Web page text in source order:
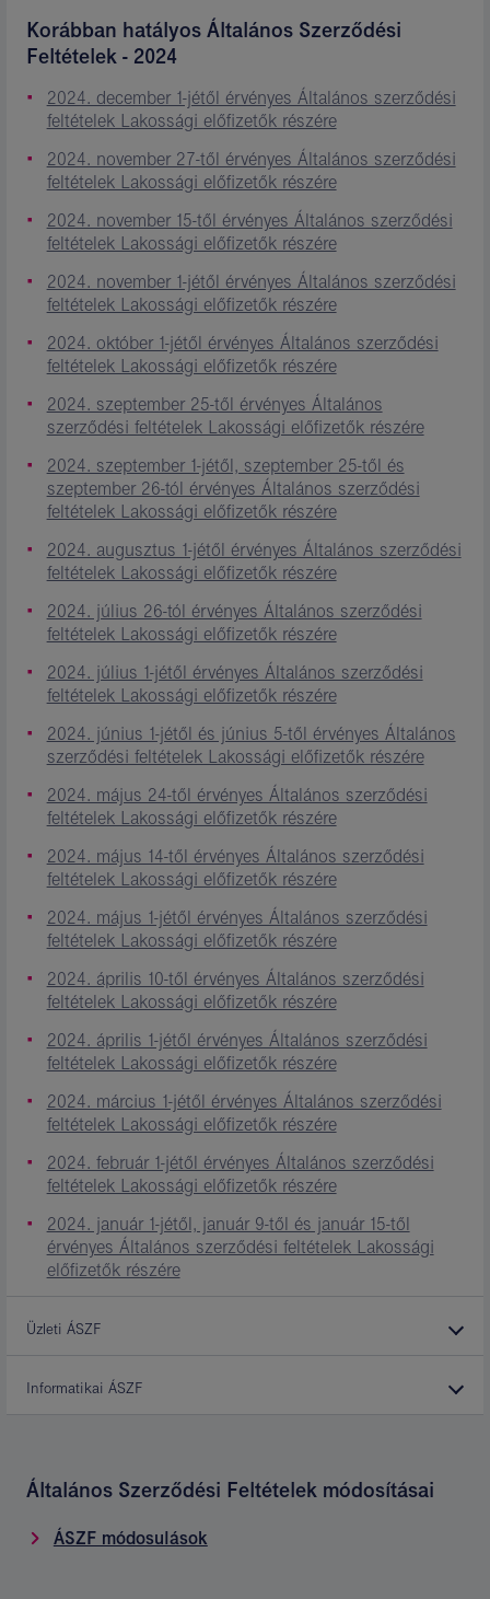
Korábban hatályos Általános Szerződési
Feltételek - 2024
2024. december 1-jétől érvényes Általános szerződési
feltételek Lakossági előfizetők részére
2024. november 27-től érvényes Általános szerződési
feltételek Lakossági előfizetők részére
2024. november 15-től érvényes Általános szerződési
feltételek Lakossági előfizetők részére
2024. november 1-jétől érvényes Általános szerződési
feltételek Lakossági előfizetők részére
2024. október 1-jétől érvényes Általános szerződési
feltételek Lakossági előfizetők részére
2024. szeptember 25-től érvényes Általános
szerződési feltételek Lakossági előfizetők részére
2024. szeptember 1-jétől, szeptember 25-től és
szeptember 26-tól érvényes Általános szerződési
feltételek Lakossági előfizetők részére
2024. augusztus 1-jétől érvényes Általános szerződési
feltételek Lakossági előfizetők részére
2024. július 26-tól érvényes Általános szerződési
feltételek Lakossági előfizetők részére
2024. július 1-jétől érvényes Általános szerződési
feltételek Lakossági előfizetők részére
2024. június 1-jétől és június 5-től érvényes Általános
szerződési feltételek Lakossági előfizetők részére
2024. május 24-től érvényes Általános szerződési
feltételek Lakossági előfizetők részére
2024. május 14-től érvényes Általános szerződési
feltételek Lakossági előfizetők részére
2024. május 1-jétől érvényes Általános szerződési
feltételek Lakossági előfizetők részére
2024. április 10-től érvényes Általános szerződési
feltételek Lakossági előfizetők részére
2024. április 1-jétől érvényes Általános szerződési
feltételek Lakossági előfizetők részére
2024. március 1-jétől érvényes Általános szerződési
feltételek Lakossági előfizetők részére
2024. február 1-jétől érvényes Általános szerződési
feltételek Lakossági előfizetők részére
2024. január 1-jétől, január 9-től és január 15-től
érvényes Általános szerződési feltételek Lakossági
előfizetők részére
Üzleti ÁSZF
Informatikai ÁSZF
Általános Szerződési Feltételek módosításai
ÁSZF módosulások